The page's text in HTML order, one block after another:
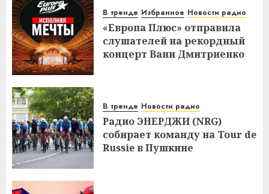
В тренде Избранное Новости радио
«Европа Плюс» отправила
слушателей на рекордный
концерт Вани Дмитриенко
В тренде Новости радио
Радио ЭНЕРДЖИ (NRG)
собирает команду на Tour de
Russie в Пушкине